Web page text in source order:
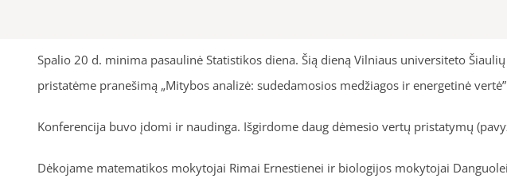
Spalio 20 d. minima pasaulinė Statistikos diena. Šią dieną Vilniaus universiteto
pristatėme pranešimą „Mitybos analizė: sudedamosios medžiagos ir energetinė
Konferencija buvo įdomi ir naudinga. Išgirdome daug dėmesio vertų pristatymų
Dėkojame matematikos mokytojai Rimai Ernestienei ir biologijos mokytojai